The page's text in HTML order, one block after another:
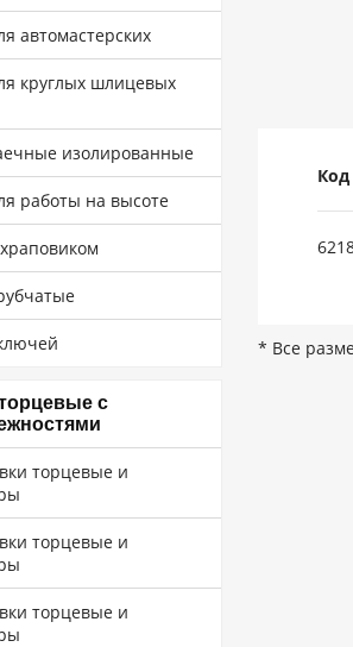
автомастерских
круглых шлицевых
изолированные
работы на высоте
с
торцевые и
торцевые и
торцевые и
Код
* Все